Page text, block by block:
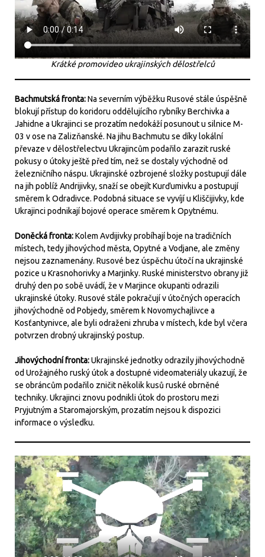
Krátké promovideo ukrajinských dělostřelců
Bachmutská fronta:Na severním výběžku Rusové stále úspěšně
blokují přístup do koridoru oddělujícího rybníky Berchivka a
Jahidne a Ukrajinci se prozatím nedokáží posunout u silnice M-
03 v ose na Zalizňanské. Na jihu Bachmutu se díky lokální
převaze v dělostřelectvu Ukrajincům podařilo zarazit ruské
pokusy o útoky ještě před tím, než se dostaly východně od
železničního náspu. Ukrajinské ozbrojené složky postupují dále
na jih poblíž Andrijivky, snaží se obejít Kurďumivku a postupují
směrem k Odradivce. Podobná situace se vyvíjí u Kliščijivky, kde
Ukrajinci podnikají bojové operace směrem k Opytnému.
Doněcká fronta:Kolem Avdijivky probíhají boje na tradičních
místech, tedy jihovýchod města, Opytné a Vodjane, ale změny
nejsou zaznamenány. Rusové bez úspěchu útočí na ukrajinské
pozice u Krasnohorivky a Marjinky. Ruské ministerstvo obrany již
druhý den po sobě uvádí, že v Marjince okupanti odrazili
ukrajinské útoky. Rusové stále pokračují v útočných operacích
jihovýchodně od Pobjedy, směrem k Novomychajlivce a
Kosťantynivce, ale byli odraženi zhruba v místech, kde byl včera
potvrzen drobný ukrajinský postup.
Jihovýchodní fronta:Ukrajinské jednotky odrazily jihovýchodně
od Urožajného ruský útok a dostupné videomateriály ukazují, že
se obráncům podařilo zničit několik kusů ruské obrněné
techniky. Ukrajinci znovu podnikli útok do prostoru mezi
Pryjutným a Staromajorským, prozatím nejsou k dispozici
informace o výsledku.